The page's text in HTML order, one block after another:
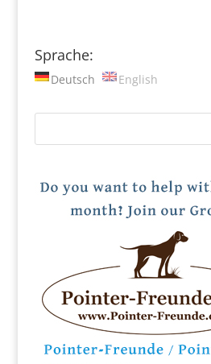
Sprache:
Deutsch English